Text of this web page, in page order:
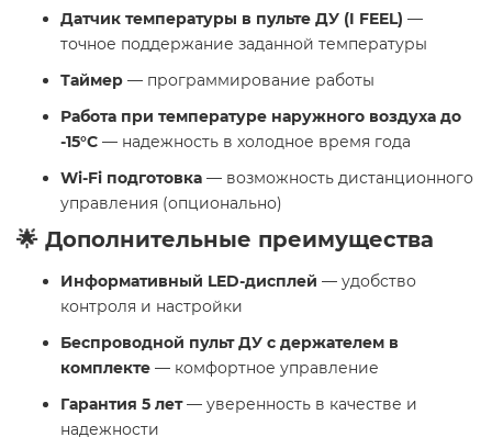
Датчик температуры в пульте ДУ (I FEEL) —
точное поддержание заданной температуры
Таймер — программирование работы
Работа при температуре наружного воздуха до
-15°C — надежность в холодное время года
Wi-Fi подготовка — возможность дистанционного
управления (опционально)
🌟 Дополнительные преимущества
Информативный LED-дисплей — удобство
контроля и настройки
Беспроводной пульт ДУ с держателем в
комплекте — комфортное управление
Гарантия 5 лет— уверенность в качестве и
надежности